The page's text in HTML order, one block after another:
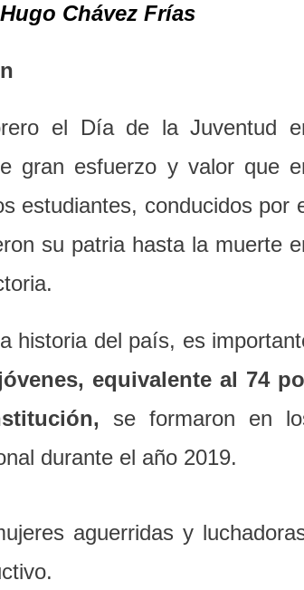
Chávez Frías
el Día de la Juventud
gran esfuerzo y valor que
estudiantes, conducidos por
su patria hasta la muerte
historia del país, es
equivalente al 74
se formaron en
durante el año 2019.
aguerridas y